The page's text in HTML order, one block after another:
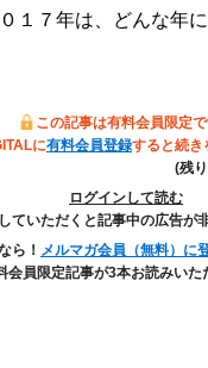
１７年は、どんな年
この記事は有料会員限定で
に有料会員登録すると続き
(残
ログインして読む
ていただくと記事中の広告が
ら！ メルマガ会員（無料）に
会員限定記事が3本お読みいた